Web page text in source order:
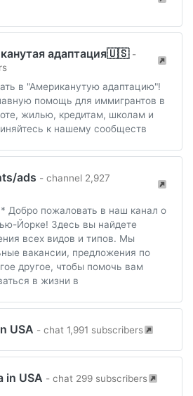
адаптация🇺🇸 -
в "Американутую адаптацию"!
помощь для иммигрантов в
жилью, кредитам, школам и
к нашему сообществ
ads - channel 2,927
Добро пожаловать в наш канал о
Йорке! Здесь вы найдете
всех видов и типов. Мы
вакансии, предложения по
другое, чтобы помочь вам
в жизни в
USA - chat 1,991 subscribers
USA - chat 299 subscribers